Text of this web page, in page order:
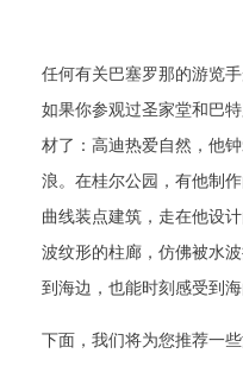
任何有关巴塞罗那的游览
如果你参观过圣家堂和巴
材了：高迪热爱自然 ， 他
浪 。 在桂尔公园，有他制
曲线装点建筑，走在他设计
波纹形的柱廊， 仿佛被水波
到海边，也能时刻感受到海
下面，我们将为您推荐一